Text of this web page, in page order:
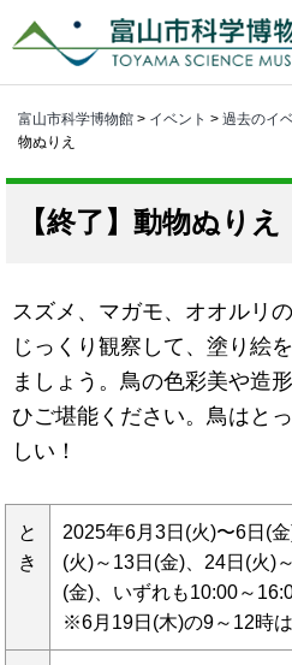
富山市科学博物館 > イベント > 過去のイ
物ぬりえ
動物ぬりえ
スズメ、マガモ、オオルリ
じっくり観察して、塗り絵
ましょう。鳥の色彩美や造
ひご堪能ください。鳥はと
しい！
と
き
2025年6月3日(火)〜6日(金
(火)～13日(金)、24日(火)
(金)、いずれも10:00～
※6月19日(木)の9～12時は